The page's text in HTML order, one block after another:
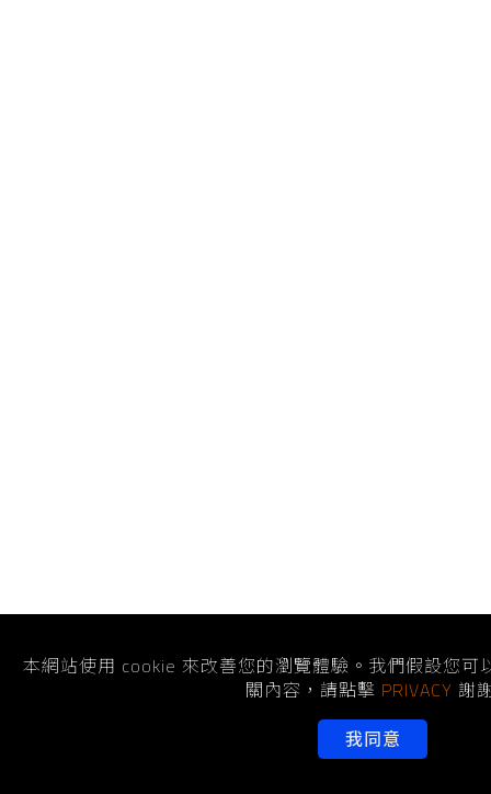
本網站使用 cookie 來改善您的瀏覽體驗。我們假設您可
關內容，請點擊 PRIVACY 謝
我同意